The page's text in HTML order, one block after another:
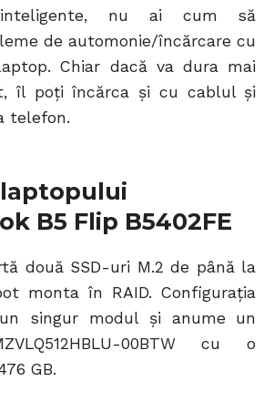
inteligente, nu ai cum să
de automonie/încărcare cu
Chiar dacă va dura mai
îl poți încărca și cu cablul și
telefon.
B5 Flip B5402FE
două SSD-uri M.2 de până la
monta în RAID. Configurația
singur modul și anume un
00BTW cu o
GB.